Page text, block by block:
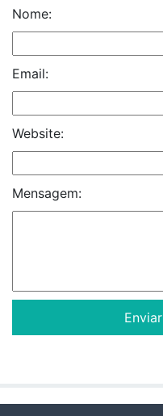
Nome:
Email:
Website:
Mensagem: